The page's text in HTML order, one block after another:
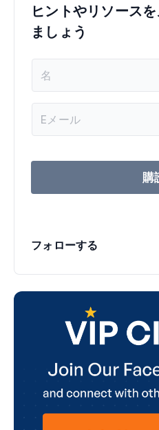
ヒントやリソース
ましょう
ル
ド
購
フォローする